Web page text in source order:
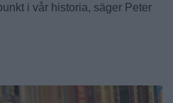
i vår historia, säger Peter